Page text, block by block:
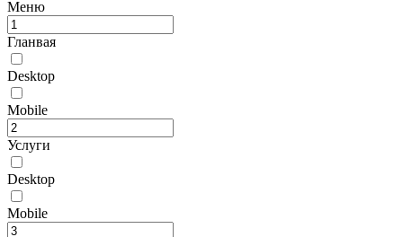
Меню
Гланвая
Desktop
Mobile
Услуги
Desktop
Mobile